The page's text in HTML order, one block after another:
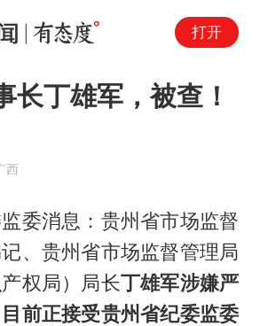
打开
长丁雄军，被查！
西
委消息：贵州省市场监督
、贵州省市场监督管理局
产权局）局长丁雄军涉嫌严
前正接受贵州省纪委监委